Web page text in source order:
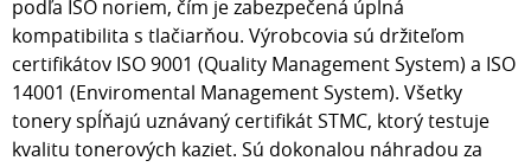
podľa ISO noriem, čím je zabezpečená úplná
kompatibilita s tlačiarňou. Výrobcovia sú držiteľom
certifikátov ISO 9001 (Quality Management System) a ISO
14001 (Enviromental Management System). Všetky
tonery spĺňajú uznávaný certifikát STMC, ktorý testuje
kvalitu tonerových kaziet. Sú dokonalou náhradou za